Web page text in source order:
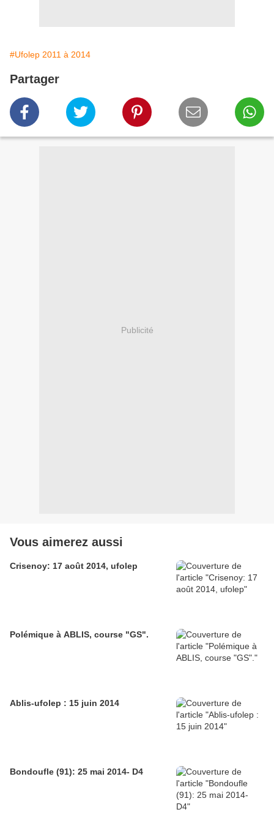
#Ufolep 2011 à 2014
Partager
Publicité
Vous aimerez aussi
Crisenoy: 17 août 2014, ufolep
Polémique à ABLIS, course "GS".
Ablis-ufolep : 15 juin 2014
Bondoufle (91): 25 mai 2014- D4